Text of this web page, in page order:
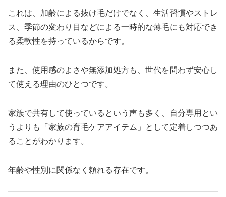
これは、加齢による抜け毛だけでなく、生活習慣やストレ
ス、季節の変わり目などによる一時的な薄毛にも対応でき
る柔軟性を持っているからです。
また、使用感のよさや無添加処方も、世代を問わず安心し
て使える理由のひとつです。
家族で共有して使っているという声も多く、自分専用とい
うよりも「家族の育毛ケアアイテム」として定着しつつあ
ることがわかります。
年齢や性別に関係なく頼れる存在です。